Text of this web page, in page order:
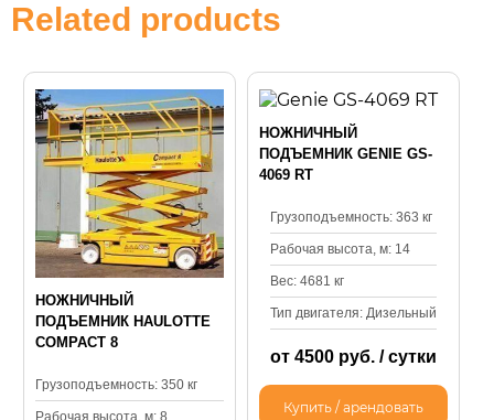
Related products
НОЖНИЧНЫЙ
ПОДЪЕМНИК HAULOTTE
COMPACT 8
Грузоподъемность: 350 кг
Рабочая высота, м: 8
НОЖНИЧНЫЙ
ПОДЪЕМНИК GENIE GS-
4069 RT
Грузоподъемность: 363 кг
Рабочая высота, м: 14
Вес: 4681 кг
Тип двигателя: Дизельный
от 4500 руб. / сутки
Купить / арендовать